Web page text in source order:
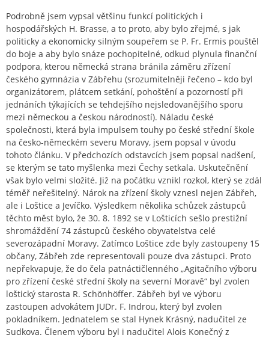
Podrobně jsem vypsal většinu funkcí politických i
hospodářských H. Brasse, a to proto, aby bylo zřejmé, s jak
politicky a ekonomicky silným soupeřem se P. Fr. Ermis pouštěl
do boje a aby bylo snáze pochopitelné, odkud plynula finanční
podpora, kterou německá strana bránila záměru zřízení
českého gymnázia v Zábřehu (srozumitelněji řečeno – kdo byl
organizátorem, plátcem setkání, pohoštění a pozorností při
jednáních týkajících se tehdejšího nejsledovanějšího sporu
mezi německou a českou národností). Náladu české
společnosti, která byla impulsem touhy po české střední škole
na česko-německém severu Moravy, jsem popsal v úvodu
tohoto článku. V předchozích odstavcích jsem popsal nadšení,
se kterým se tato myšlenka mezi Čechy setkala. Uskutečnění
však bylo velmi složité. Již na počátku vznikl rozkol, který se zdál
téměř neřešitelný. Nárok na zřízení školy vznesl nejen Zábřeh,
ale i Loštice a Jevíčko. Výsledkem několika schůzek zástupců
těchto měst bylo, že 30. 8. 1892 se v Lošticích sešlo prestižní
shromáždění 74 zástupců českého obyvatelstva celé
severozápadní Moravy. Zatímco Loštice zde byly zastoupeny 15
občany, Zábřeh zde representovali pouze dva zástupci. Proto
nepřekvapuje, že do čela patnáctičlenného „Agitačního výboru
pro zřízení české střední školy na severní Moravě“ byl zvolen
loštický starosta R. Schönhöffer. Zábřeh byl ve výboru
zastoupen advokátem JUDr. F. Indrou, který byl zvolen
pokladníkem. Jednatelem se stal Hynek Krásný, nadučitel ze
Sudkova. Členem výboru byl i nadučitel Alois Konečný z